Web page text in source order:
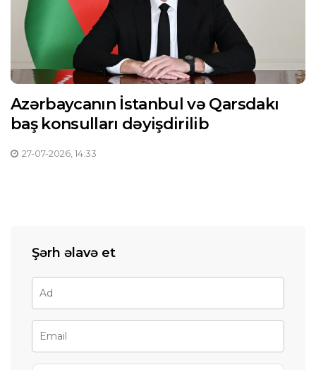
Azərbaycanın İstanbul və Qarsdakı
baş konsulları dəyişdirilib
27-07-2026, 14:33
Şərh əlavə et